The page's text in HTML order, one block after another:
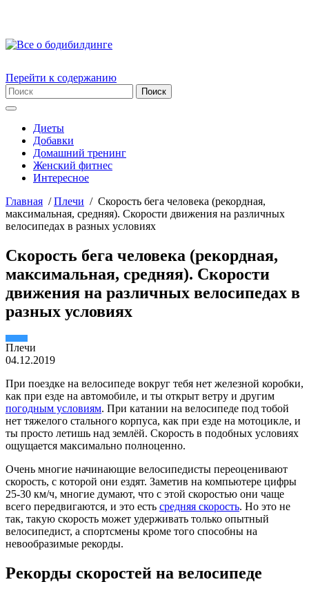
Перейти к содержанию
Диеты
Добавки
Домашний тренинг
Женский фитнес
Интересное
Главная /Плечи / Скорость бега человека (рекордная,
максимальная, средняя). Скорости движения на различных
велосипедах в разных условиях
Скорость бега человека (рекордная,
максимальная, средняя). Скорости
движения на различных велосипедах в
разных условиях
Плечи
04.12.2019
При поездке на велосипеде вокруг тебя нет железной коробки,
как при езде на автомобиле, и ты открыт ветру и другим
погодным условиям. При катании на велосипеде под тобой
нет тяжелого стального корпуса, как при езде на мотоцикле, и
ты просто летишь над землёй. Скорость в подобных условиях
ощущается максимально полноценно.
Очень многие начинающие велосипедисты переоценивают
скорость, с которой они ездят. Заметив на компьютере цифры
25-30 км/ч, многие думают, что с этой скоростью они чаще
всего передвигаются, и это есть средняя скорость. Но это не
так, такую скорость может удерживать только опытный
велосипедист, а спортсмены кроме того способны на
невообразимые рекорды.
Рекорды скоростей на велосипеде